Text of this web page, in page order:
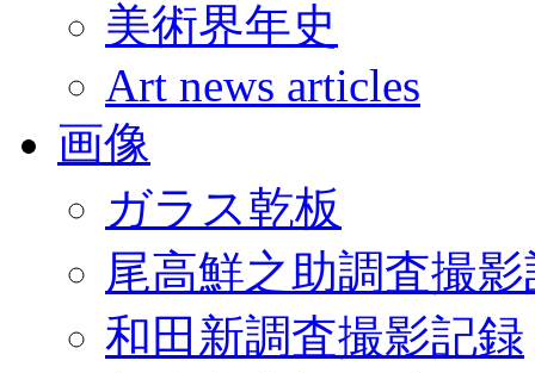
美術界年史
Art news articles
画像
ガラス乾板
尾高鮮之助調査撮
和田新調査撮影記録